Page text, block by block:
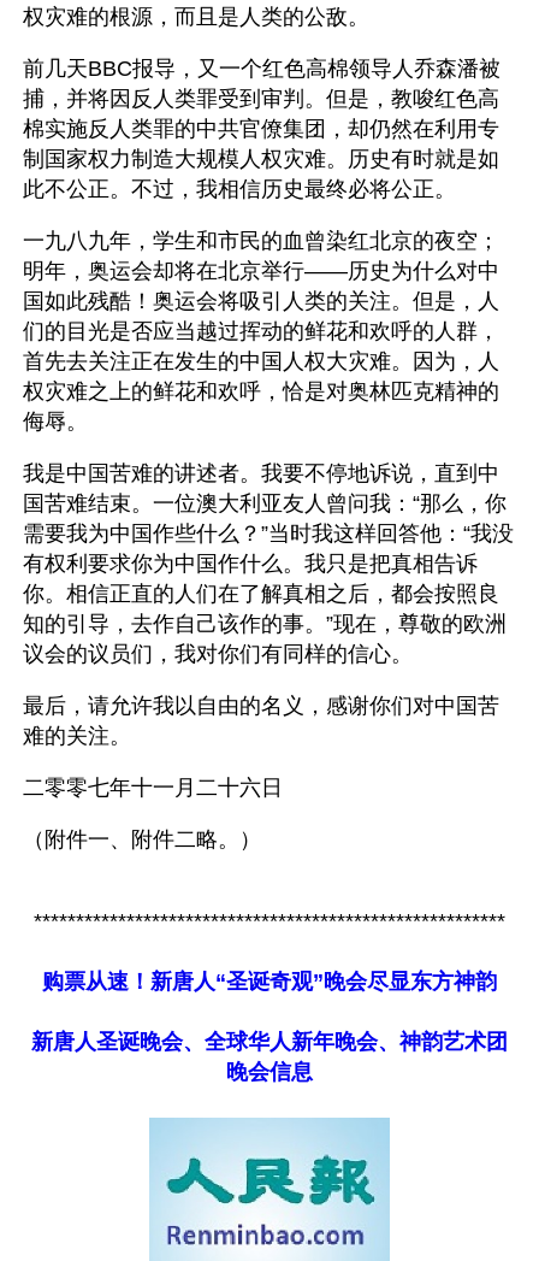
权灾难的根源，而且是人类的公敌。
前几天BBC报导，又一个红色高棉领导人乔森潘被
捕，并将因反人类罪受到审判。但是，教唆红色高
棉实施反人类罪的中共官僚集团，却仍然在利用专
制国家权力制造大规模人权灾难。历史有时就是如
此不公正。不过，我相信历史最终必将公正。
一九八九年，学生和市民的血曾染红北京的夜空；
明年，奥运会却将在北京举行——历史为什么对中
国如此残酷！奥运会将吸引人类的关注。但是，人
们的目光是否应当越过挥动的鲜花和欢呼的人群，
首先去关注正在发生的中国人权大灾难。因为，人
权灾难之上的鲜花和欢呼，恰是对奥林匹克精神的
侮辱。
我是中国苦难的讲述者。我要不停地诉说，直到中
国苦难结束。一位澳大利亚友人曾问我：“那么，你
需要我为中国作些什么？”当时我这样回答他：“我没
有权利要求你为中国作什么。我只是把真相告诉
你。相信正直的人们在了解真相之后，都会按照良
知的引导，去作自己该作的事。”现在，尊敬的欧洲
议会的议员们，我对你们有同样的信心。
最后，请允许我以自由的名义，感谢你们对中国苦
难的关注。
二零零七年十一月二十六日
（附件一、附件二略。）
********************************************************
购票从速！新唐人“圣诞奇观”晚会尽显东方神韵
新唐人圣诞晚会、全球华人新年晚会、神韵艺术团
晚会信息